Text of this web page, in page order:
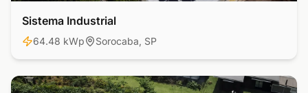
Industrial
Sistema Industrial
64.48 kWp Sorocaba, SP